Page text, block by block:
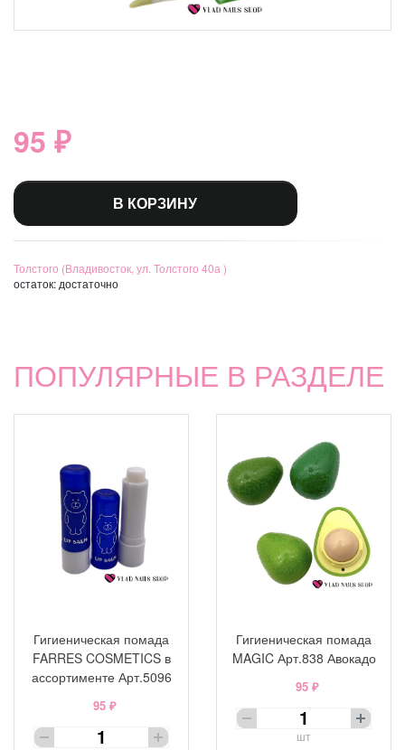
95 ₽
В КОРЗИНУ
Толстого (Владивосток, ул. Толстого 40а )
остаток: достаточно
ПОПУЛЯРНЫЕ В РАЗДЕЛЕ
Гигиеническая помада
FARRES COSMETICS в
ассортименте Арт.5096
95 ₽
Гигиеническая помада
MAGIC Арт.838 Авокадо
95 ₽
шт